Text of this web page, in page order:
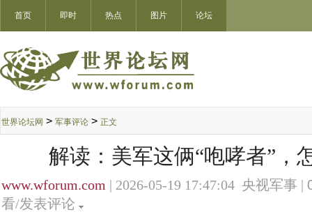
首页 即时 热点 图片 论坛
世界论坛网 > 军事评论 > 正文
解读：美军这俩“咆哮者”，
www.wforum.com | 2026-05-19 17:47:04 央视军事 |
看/发表评论